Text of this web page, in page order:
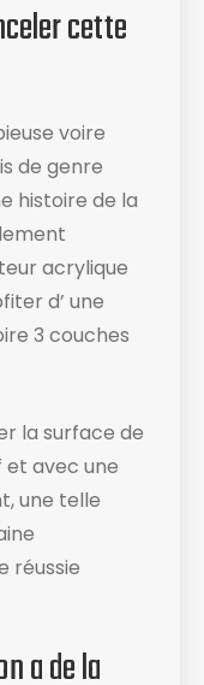
cette
voire
de genre
histoire de la
acrylique
d’ une
3 couches
la surface de
et avec une
une telle
réussie
a de la